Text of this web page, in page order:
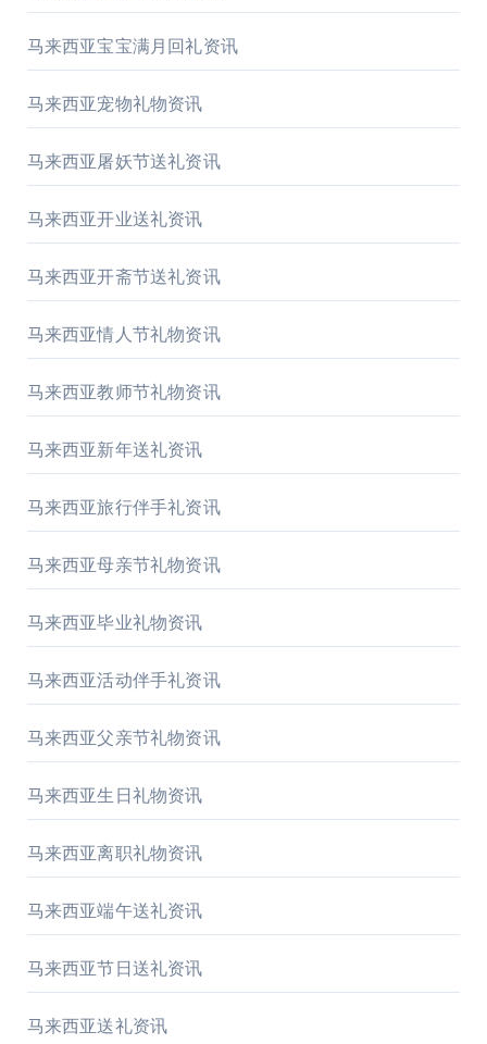
马来西亚宝宝满月回礼资讯
马来西亚宠物礼物资讯
马来西亚屠妖节送礼资讯
马来西亚开业送礼资讯
马来西亚开斋节送礼资讯
马来西亚情人节礼物资讯
马来西亚教师节礼物资讯
马来西亚新年送礼资讯
马来西亚旅行伴手礼资讯
马来西亚母亲节礼物资讯
马来西亚毕业礼物资讯
马来西亚活动伴手礼资讯
马来西亚父亲节礼物资讯
马来西亚生日礼物资讯
马来西亚离职礼物资讯
马来西亚端午送礼资讯
马来西亚节日送礼资讯
马来西亚送礼资讯